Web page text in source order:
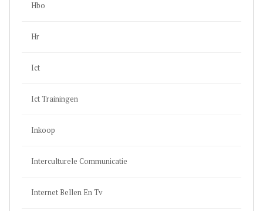
Hbo
Hr
Ict
Ict Trainingen
Inkoop
Interculturele Communicatie
Internet Bellen En Tv